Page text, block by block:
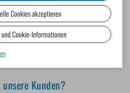
durch zwei Auditorinnen des
ist nun offiziell als
Kunden?
Cookies akzeptieren
Cookie-Informationen